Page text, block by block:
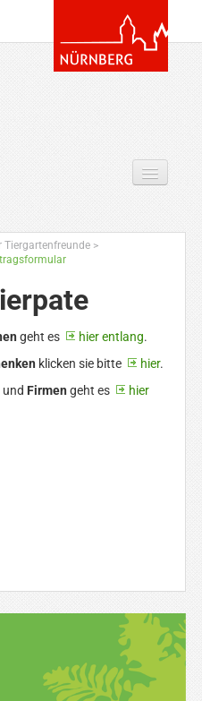
Tiergartenfreunde>
geht es hier entlang.
klicken sie bitte hier.
Firmen geht es
hier